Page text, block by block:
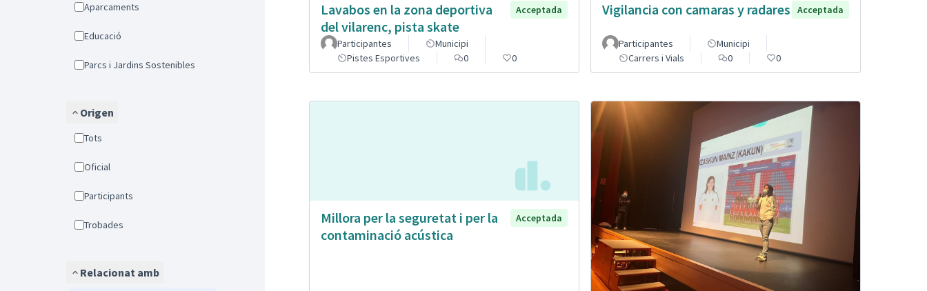
Aparcaments
Educació
Parcs i Jardins Sostenibles
Origen
Tots
Oficial
Participants
Trobades
Relacionat amb
Lavabos en la zona deportiva
del vilarenc, pista skate
Acceptada
Participantes
Municipi
Pistes Esportives
0 0
Vigilancia con camaras y radares Acceptada
Participantes
Municipi
Carrers i Vials
0 0
Millora per la seguretat i per la
contaminació acústica
Acceptada